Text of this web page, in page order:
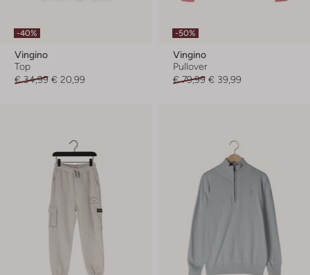
-40%
Vingino
Top
€ 34,99 € 20,99
-50%
Vingino
Pullover
€ 79,99 € 39,99